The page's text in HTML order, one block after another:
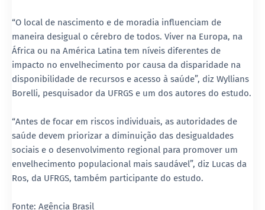
“O local de nascimento e de moradia influenciam de
maneira desigual o cérebro de todos. Viver na Europa, na
África ou na América Latina tem níveis diferentes de
impacto no envelhecimento por causa da disparidade na
disponibilidade de recursos e acesso à saúde”, diz Wyllians
Borelli, pesquisador da UFRGS e um dos autores do estudo.
“Antes de focar em riscos individuais, as autoridades de
saúde devem priorizar a diminuição das desigualdades
sociais e o desenvolvimento regional para promover um
envelhecimento populacional mais saudável”, diz Lucas da
Ros, da UFRGS, também participante do estudo.
Fonte: Agência Brasil